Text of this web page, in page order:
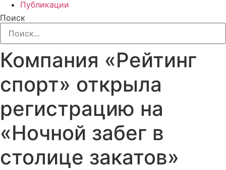
Публикации
Поиск
Компания «Рейтинг
спорт» открыла
регистрацию на
«Ночной забег в
столице закатов»